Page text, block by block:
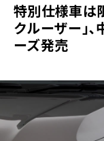
特別仕様車は
クルーザー｣､
ーズ発売